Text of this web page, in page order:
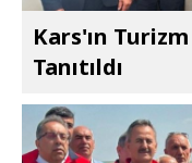
Kars'ın
Tanıtıldı